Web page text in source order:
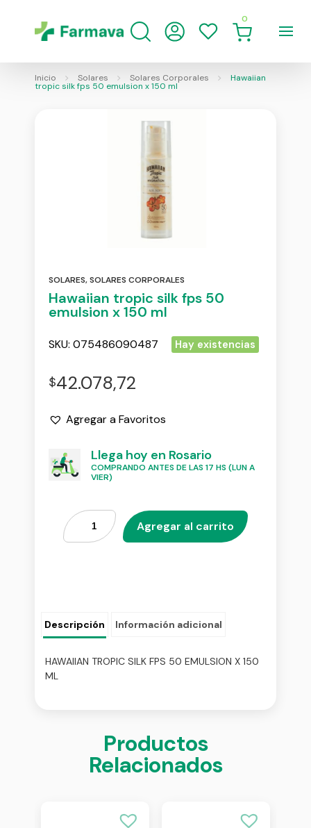
0
Inicio Solares Solares Corporales Hawaiian
tropic silk fps 50 emulsion x 150 ml
SOLARES,SOLARES CORPORALES
Hawaiian tropic silk fps 50
emulsion x 150 ml
SKU: 075486090487 Hay existencias
$42.078,72
Agregar a Favoritos
Llega hoy en Rosario
COMPRANDO ANTES DE LAS 17 HS (LUN A
VIER)
Agregar al carrito
Descripción Información adicional
HAWAIIAN TROPIC SILK FPS 50 EMULSION X 150
ML
Productos
Relacionados